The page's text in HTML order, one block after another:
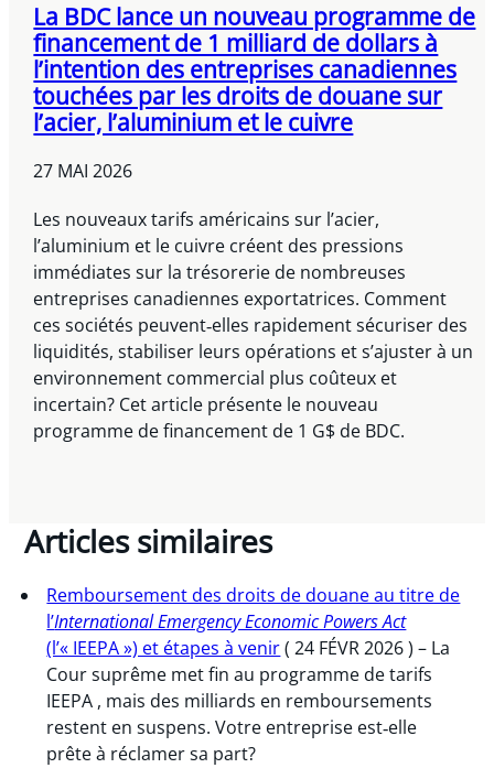
La BDC lance un nouveau programme de
financement de 1 milliard de dollars à
l’intention des entreprises canadiennes
touchées par les droits de douane sur
l’acier, l’aluminium et le cuivre
27 MAI 2026
Les nouveaux tarifs américains sur l’acier,
l’aluminium et le cuivre créent des pressions
immédiates sur la trésorerie de nombreuses
entreprises canadiennes exportatrices. Comment
ces sociétés peuvent‑elles rapidement sécuriser des
liquidités, stabiliser leurs opérations et s’ajuster à un
environnement commercial plus coûteux et
incertain? Cet article présente le nouveau
programme de financement de 1 G$ de BDC.
Articles similaires
Remboursement des droits de douane au titre de
l’International Emergency Economic Powers Act
(l’« IEEPA ») et étapes à venir( 24 FÉVR 2026 ) – La
Cour suprême met fin au programme de tarifs
IEEPA , mais des milliards en remboursements
restent en suspens. Votre entreprise est‑elle
prête à réclamer sa part?